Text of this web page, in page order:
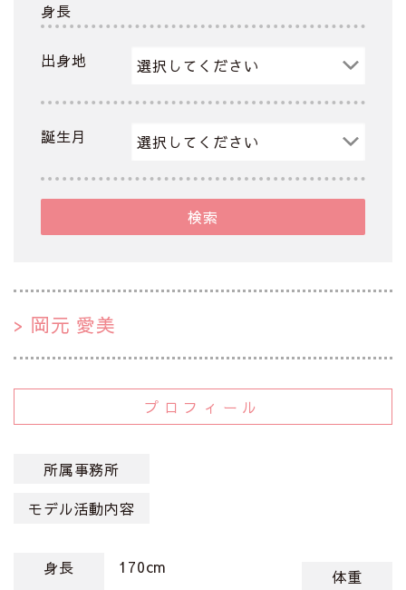
身長
出身地
誕生月
検索
岡元 愛美
プロフィール
所属事務所
モデル活動内容
身長 170cm
体重